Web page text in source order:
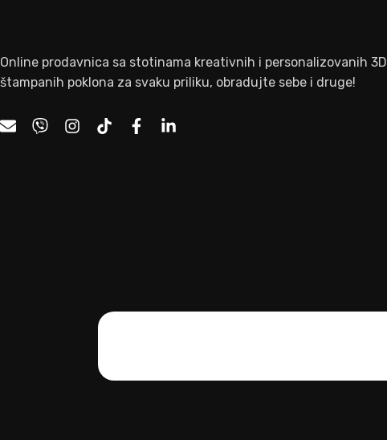
Online prodavnica sa stotinama kreativnih i personalizovanih 3D
štampanih poklona za svaku priliku, obradujte sebe i druge!